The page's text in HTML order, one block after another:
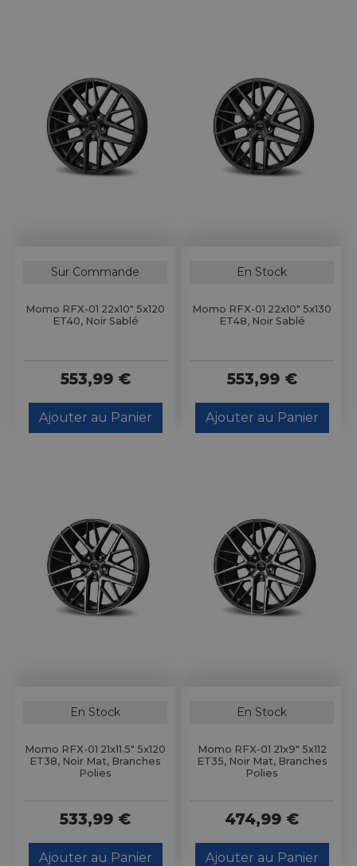
Sur Commande
Momo RFX-01 22x10" 5x120
ET40, Noir Sablé
553,99 €
Ajouter au Panier
En Stock
Momo RFX-01 22x10" 5x130
ET48, Noir Sablé
553,99 €
Ajouter au Panier
En Stock
Momo RFX-01 21x11.5" 5x120
ET38, Noir Mat, Branches
Polies
533,99 €
Ajouter au Panier
En Stock
Momo RFX-01 21x9" 5x112
ET35, Noir Mat, Branches
Polies
474,99 €
Ajouter au Panier